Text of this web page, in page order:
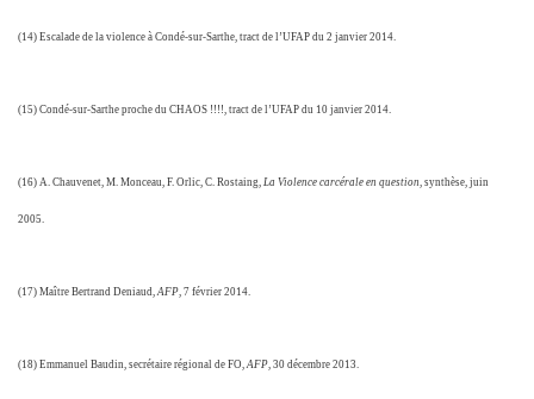
(14) Escalade de la violence à Condé-sur-Sarthe, tract de l’UFAP du 2 janvier 2014.
(15) Condé-sur-Sarthe proche du CHAOS !!!!, tract de l’UFAP du 10 janvier 2014.
(16) A. Chauvenet, M. Monceau, F. Orlic, C. Rostaing, La Violence carcérale en question , synthèse, juin
2005.
(17) Maître Bertrand Deniaud, AFP , 7 février 2014.
(18) Emmanuel Baudin, secrétaire régional de FO, AFP , 30 décembre 2013.